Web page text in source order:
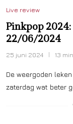
Live review
Pinkpop 2024:
22/06/2024
25 juni 2024 13
De weergoden
zaterdag wat beter